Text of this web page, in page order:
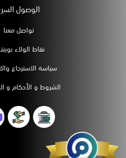
الوصول
تواصل معنا
نقاط الولاء
سياسة الاسترجاع
الشروط و الأحكام و